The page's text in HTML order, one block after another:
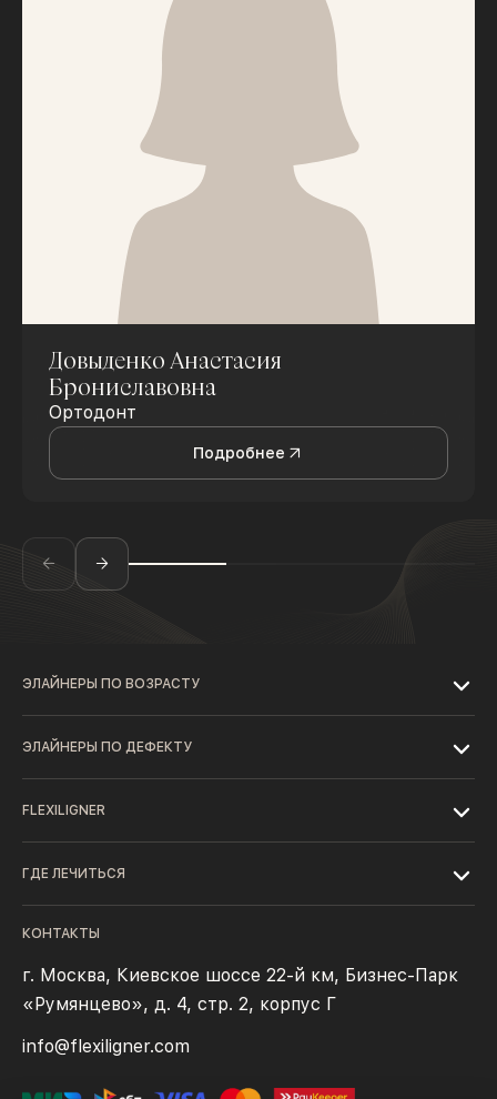
Довыденко Анастасия
Брониславовна
Ортодонт
Подробнее
ЭЛАЙНЕРЫ ПО ВОЗРАСТУ
ЭЛАЙНЕРЫ ПО ДЕФЕКТУ
FLEXILIGNER
ГДЕ ЛЕЧИТЬСЯ
КОНТАКТЫ
г. Москва, Киевское шоссе 22-й км, Бизнес-Парк
«Румянцево», д. 4, стр. 2, корпус Г
info@flexiligner.com